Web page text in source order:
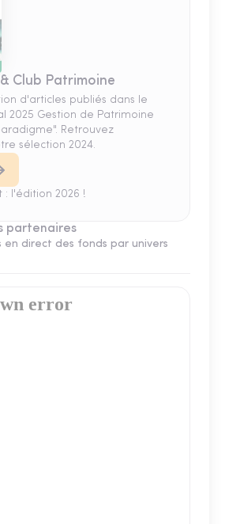
Club Patrimoine
d'articles publiés dans le
2025 Gestion de Patrimoine
Retrouvez
sélection 2024.
: l'édition 2026 !
partenaires
en direct des fonds par univers